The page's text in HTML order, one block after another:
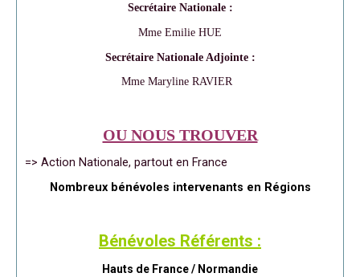
Secrétaire Nationale :
Mme Emilie HUE
Secrétaire Nationale Adjointe :
Mme Maryline RAVIER
OU NOUS TROUVER
=> Action Nationale, partout en France
Nombreux bénévoles intervenants en Régions
Bénévoles Référents :
Hauts de France / Normandie